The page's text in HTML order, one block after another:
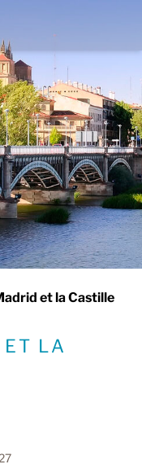
et la Castille
ET LA